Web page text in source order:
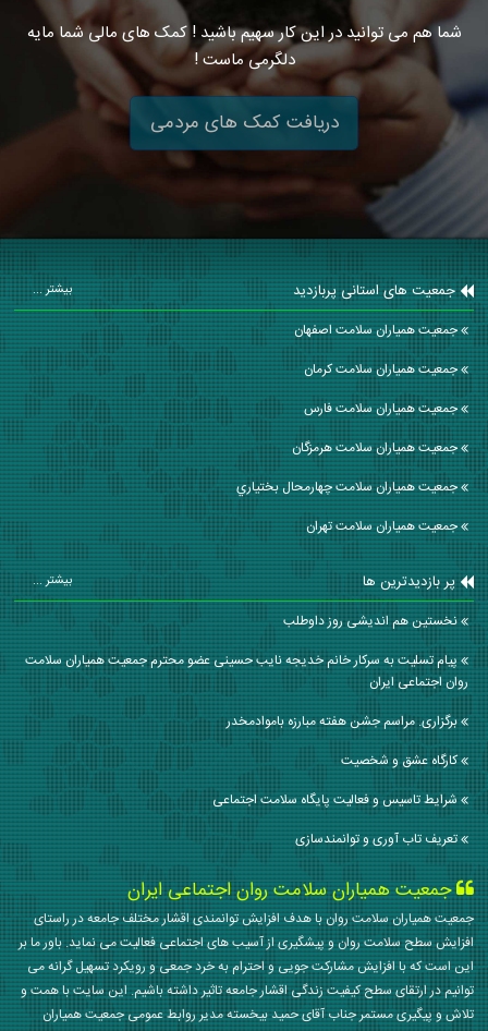
شما هم می توانید در این کار سهیم باشید ! کمک های مالی شما مایه
دلگرمی ماست !
دریافت کمک های مردمی
جمعیت های استانی پربازدید بیشتر ...
جمعیت همیاران سلامت اصفهان
جمعیت همیاران سلامت كرمان
جمعیت همیاران سلامت فارس
جمعیت همیاران سلامت هرمزگان
جمعیت همیاران سلامت چهارمحال بختياري
جمعیت همیاران سلامت تهران
پر بازدیدترین ها بیشتر ...
نخستین هم اندیشی روز داوطلب
پیام تسلیت به سرکار خانم خدیجه نایب حسینی عضو محترم جمعیت همیاران سلامت
روان اجتماعی ایران
برگزاری. مراسم جشن هفته مبارزه باموادمخدر
کارگاه عشق و شخصیت
شرایط تاسیس و فعالیت پایگاه سلامت اجتماعی
تعریف تاب آوری و توانمندسازی
جمعیت همیاران سلامت روان اجتماعی ایران
جمعیت همیاران سلامت روان با هدف افزایش توانمندی اقشار مختلف جامعه در راستای
افزایش سطح سلامت روان و پیشگیری از آسیب های اجتماعی فعالیت می نماید. باور ما بر
این است که با افزایش مشارکت جویی و احترام به خرد جمعی و رویکرد تسهیل گرانه می
توانیم در ارتقای سطح کیفیت زندگی اقشار جامعه تاثیر داشته باشیم. این سایت با همت و
تلاش و پیگیری مستمر جناب آقای حمید بیخسته مدیر روابط عمومی جمعیت همیاران